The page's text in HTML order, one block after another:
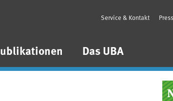
Das UBA
Service & Kontakt